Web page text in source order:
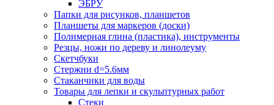
ЭБРУ
Папки для рисунков, планшетов
Планшеты для маркеров (доски)
Полимерная глина (пластика), инструменты
Резцы, ножи по дереву и линолеуму
Скетчбуки
Стержни d=5.6мм
Стаканчики для воды
Товары для лепки и скульптурных работ
Стеки